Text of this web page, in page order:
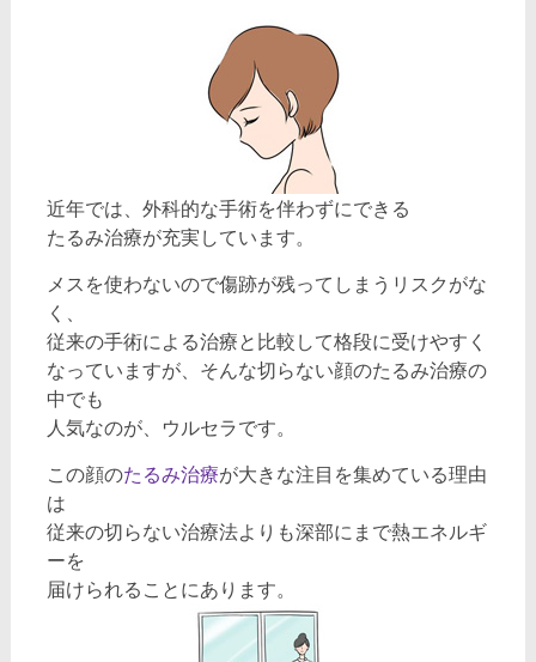
近年では、外科的な手術を伴わずにできる
たるみ治療が充実しています。
メスを使わないので傷跡が残ってしまうリスクがな
く、
従来の手術による治療と比較して格段に受けやすく
なっていますが、そんな切らない顔のたるみ治療の
中でも
人気なのが、ウルセラです。
この顔のたるみ治療が大きな注目を集めている理由
は
従来の切らない治療法よりも深部にまで熱エネルギ
ーを
届けられることにあります。